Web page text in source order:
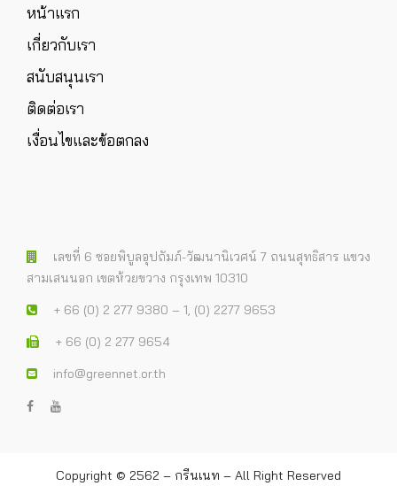
หน้าแรก
เกี่ยวกับเรา
สนับสนุนเรา
ติดต่อเรา
เงื่อนไขและข้อตกลง
เลขที่ 6 ซอยพิบูลอุปถัมภ์-วัฒนานิเวศน์ 7 ถนนสุทธิสาร แขวง
สามเสนนอก เขตห้วยขวาง กรุงเทพ 10310
+ 66 (0) 2 277 9380 – 1, (0) 2277 9653
+ 66 (0) 2 277 9654
info@greennet.or.th
Copyright © 2562 – กรีนเนท – All Right Reserved